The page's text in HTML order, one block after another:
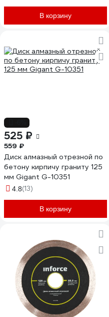
В корзину
525 ₽
559 ₽
Диск алмазный отрезной по
бетону кирпичу граниту 125
мм Gigant G-10351
4.8(13)
В корзину